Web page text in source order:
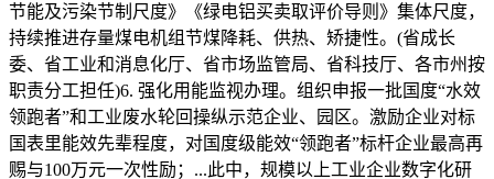
节能及污染节制尺度》《绿电铝买卖取评价导则》集体尺度，
持续推进存量煤电机组节煤降耗、供热、矫捷性。(省成长
委、省工业和消息化厅、省市场监管局、省科技厅、各市州按
职责分工担任)6. 强化用能监视办理。组织申报一批国度“水效
领跑者”和工业废水轮回操纵示范企业、园区。激励企业对标
国表里能效先辈程度，对国度级能效“领跑者”标杆企业最高再
赐与100万元一次性励；...此中，规模以上工业企业数字化研